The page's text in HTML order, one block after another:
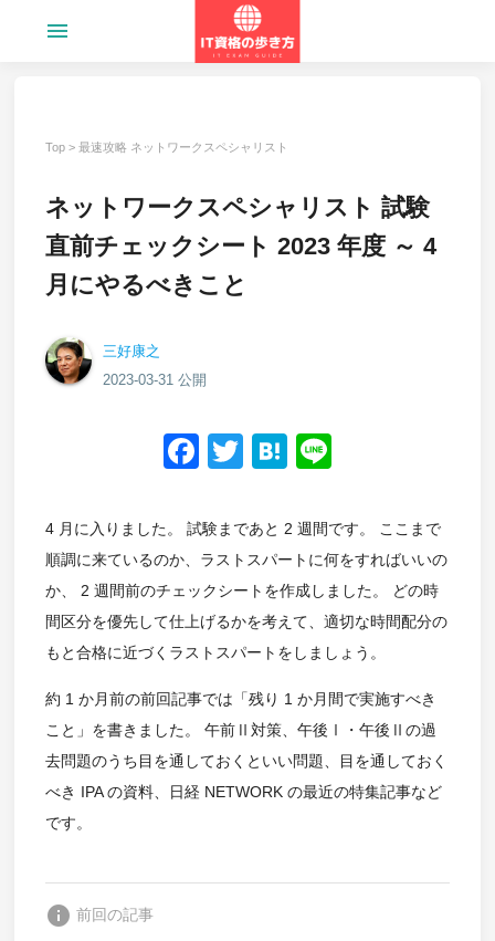
menu
Top> 最速攻略 ネットワークスペシャリスト
ネットワークスペシャリスト 試験
直前チェックシート 2023 年度 ～ 4
月にやるべきこと
三好康之
2023-03-31 公開
Facebook
TwitterHatena
4 月に入りました。 試験まであと 2 週間です。 ここまで
順調に来ているのか、ラストスパートに何をすればいいの
か、 2 週間前のチェックシートを作成しました。 どの時
間区分を優先して仕上げるかを考えて、適切な時間配分の
もと合格に近づくラストスパートをしましょう。
約 1 か月前の前回記事では「残り 1 か月間で実施すべき
こと」を書きました。 午前Ⅱ対策、午後Ⅰ・午後Ⅱの過
去問題のうち目を通しておくといい問題、目を通しておく
べき IPA の資料、日経 NETWORK の最近の特集記事など
です。
info 前回の記事